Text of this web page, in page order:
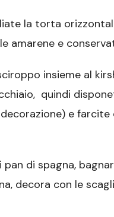
la torta
amarene e
insieme al
quindi
e farcite
pan di spagna,
decora con le